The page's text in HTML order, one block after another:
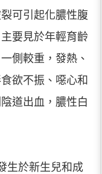
可引起化膿性腹
要見於年輕育齡
側較重，發熱、
欲不振、噁心和
道出血，膿性白
生於新生兒和成